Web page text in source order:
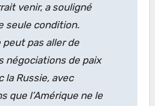
venir, a souligné
seule condition.
pas aller de
négociations de paix
la Russie, avec
que l’Amérique ne le